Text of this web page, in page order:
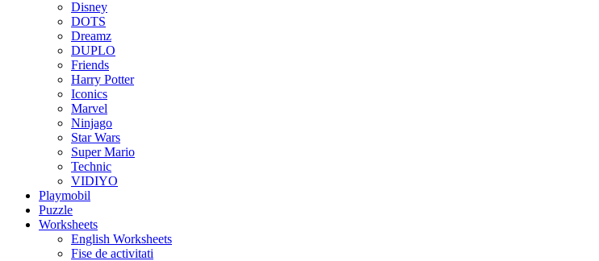
Disney
DOTS
Dreamz
DUPLO
Friends
Harry Potter
Iconics
Marvel
Ninjago
Star Wars
Super Mario
Technic
VIDIYO
Playmobil
Puzzle
Worksheets
English Worksheets
Fise de activitati